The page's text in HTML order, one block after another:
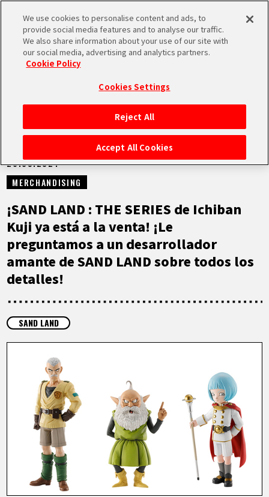
MEN
INICIO
NOTICIAS
LO MÁS DESTACADO
VÍDEOS
ARTÍCULOS
ACERCA DE
LANGUAGE
EN DE
NOTICIAS
26.09.2024
MERCHANDISING
¡SAND LAND : THE SERIES de Ichiban
Kuji ya está a la venta! ¡Le
preguntamos a un desarrollador
amante de SAND LAND sobre todos los
detalles!
SAND LAND
We use cookies to personalise content and ads, to
provide social media features and to analyse our traffic.
We also share information about your use of our site with
our social media, advertising and analytics partners.
Cookie Policy
Cookies Settings
Reject All
Accept All Cookies